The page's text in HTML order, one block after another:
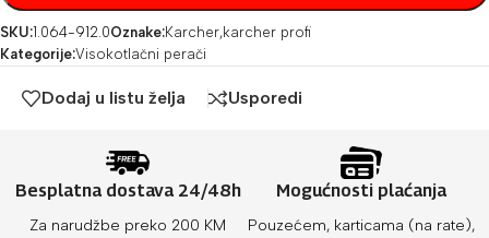
SKU:1.064-912.0Oznake:Karcher,karcher profi
Kategorije:Visokotlačni perači
Dodaj u listu želja Usporedi
Besplatna dostava 24/48h
Za narudžbe preko 200 KM
Mogućnosti plaćanja
Pouzećem, karticama (na rate),